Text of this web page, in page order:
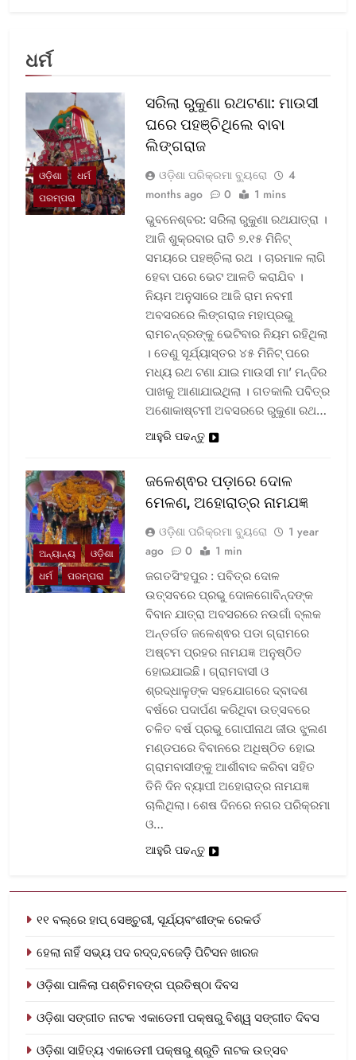
ଧର୍ମ
ଓଡ଼ିଶା
ଧର୍ମ
ପରମ୍ପରା
ସରିଲା ରୁକୁଣା ରଥଟଣା: ମାଉସୀ
ଘରେ ପହଞ୍ଚିଥିଲେ ବାବା
ଲିଙ୍ଗରାଜ
ଓଡ଼ିଶା ପରିକ୍ରମା ବ୍ୟୁରୋ
4
months ago
0 1 mins
ଭୁବନେଶ୍ବର: ସରିଲା ରୁକୁଣା ରଥଯାତ୍ରା ।
ଆଜି ଶୁକ୍ରବାର ରାତି ୭.୧୫ ମିନିଟ୍
ସମୟରେ ପହଞ୍ଚିଲା ରଥ । ଚାରମାଳ ଲାଗି
ହେବା ପରେ ଭେଟ ଆଳତି କରାଯିବ ।
ନିୟମ ଅନୁସାରେ ଆଜି ରାମ ନବମୀ
ଅବସରରେ ଲିଙ୍ଗରାଜ ମହାପ୍ରଭୁ
ରାମଚନ୍ଦ୍ରଙ୍କୁ ଭେଟିବାର ନିୟମ ରହିଥିଲା
। ତେଣୁ ସୂର୍ଯ୍ୟାସ୍ତର ୪୫ ମିନିଟ୍ ପରେ
ମଧ୍ୟ ରଥ ଟଣା ଯାଇ ମାଉସୀ ମା’ ମନ୍ଦିର
ପାଖକୁ ଆଣାଯାଇଥିଲା । ଗତକାଲି ପବିତ୍ର
ଅଶୋକାଷ୍ଟମୀ ଅବସରରେ ରୁକୁଣା ରଥ…
ଆହୁରି ପଢନ୍ତୁ
ଅନ୍ୟାନ୍ୟ
ଓଡ଼ିଶା
ଧର୍ମ
ପରମ୍ପରା
ଜଳେଶ୍ଵର ପଡ଼ାରେ ଦୋଳ
ମେଳଣ, ଅହୋରାତ୍ର ନାମଯଜ୍ଞ
ଓଡ଼ିଶା ପରିକ୍ରମା ବ୍ୟୁରୋ
1 year
ago
0 1 min
ଜଗତସିଂହପୁର : ପବିତ୍ର ଦୋଳ
ଉତ୍ସବରେ ପ୍ରଭୁ ଦୋଳଗୋବିନ୍ଦଙ୍କ
ବିବାନ ଯାତ୍ରା ଅବସରରେ ନଉଗାଁ ବ୍ଲକ
ଅନ୍ତର୍ଗତ ଜଳେଶ୍ଵର ପଡା ଗ୍ରାମରେ
ଅଷ୍ଟମ ପ୍ରହର ନାମଯଜ୍ଞ ଅନୁଷ୍ଠିତ
ହୋଇଯାଇଛି। ଗ୍ରାମବାସୀ ଓ
ଶ୍ରଦ୍ଧାଳୁଙ୍କ ସହଯୋଗରେ ଦ୍ବାଦଶ
ବର୍ଷରେ ପଦାର୍ପଣ କରିଥିବା ଉତ୍ସବରେ
ଚଳିତ ବର୍ଷ ପ୍ରଭୁ ଗୋପୀନାଥ ଜୀଉ ଝୁଲଣ
ମଣ୍ଡପରେ ବିବାନରେ ଅଧିଷ୍ଠିତ ହୋଇ
ଗ୍ରାମବାସୀଙ୍କୁ ଆର୍ଶୀବାଦ କରିବା ସହିତ
ତିନି ଦିନ ବ୍ୟାପୀ ଅହୋରାତ୍ର ନାମଯଜ୍ଞ
ଚାଲିଥିଲା। ଶେଷ ଦିନରେ ନଗର ପରିକ୍ରମା
ଓ…
ଆହୁରି ପଢନ୍ତୁ
୧୧ ବଲ୍‌ରେ ହାପ୍ ସେଞ୍ଚୁରୀ, ସୂର୍ଯ୍ୟବଂଶୀଙ୍କ ରେକର୍ଡ
ହେଲା ନାହିଁ ସଭ୍ୟ ପଦ ରଦ୍ଦ,ବଜେଡ଼ି ପିଟିସନ ଖାରଜ
ଓଡ଼ିଶା ପାଳିଲା ପଶ୍ଚିମବଙ୍ଗ ପ୍ରତିଷ୍ଠା ଦିବସ
ଓଡ଼ିଶା ସଙ୍ଗୀତ ନାଟକ ଏକାଡେମୀ ପକ୍ଷରୁ ବିଶ୍ୱ ସଙ୍ଗୀତ ଦିବସ
ଓଡ଼ିଶା ସାହିତ୍ୟ ଏକାଡେମୀ ପକ୍ଷରୁ ଶ୍ରୁତି ନାଟକ ଉତ୍ସବ